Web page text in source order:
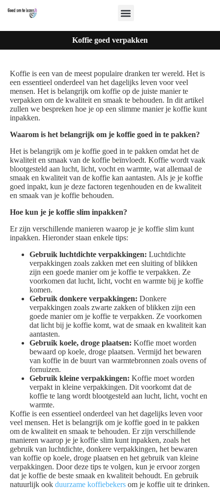
Koffie goed verpakken
Koffie is een van de meest populaire dranken ter wereld. Het is
een essentieel onderdeel van het dagelijks leven voor veel
mensen. Het is belangrijk om koffie op de juiste manier te
verpakken om de kwaliteit en smaak te behouden. In dit artikel
zullen we bespreken hoe je op een slimme manier je koffie kunt
inpakken.
Waarom is het belangrijk om je koffie goed in te pakken?
Het is belangrijk om je koffie goed in te pakken omdat het de
kwaliteit en smaak van de koffie beïnvloedt. Koffie wordt vaak
blootgesteld aan lucht, licht, vocht en warmte, wat allemaal de
smaak en kwaliteit van de koffie kan aantasten. Als je je koffie
goed inpakt, kun je deze factoren tegenhouden en de kwaliteit
en smaak van je koffie behouden.
Hoe kun je je koffie slim inpakken?
Er zijn verschillende manieren waarop je je koffie slim kunt
inpakken. Hieronder staan enkele tips:
Gebruik luchtdichte verpakkingen: Luchtdichte
verpakkingen zoals zakken met een sluiting of blikken
zijn een goede manier om je koffie te verpakken. Ze
voorkomen dat lucht, licht, vocht en warmte bij je koffie
komen.
Gebruik donkere verpakkingen: Donkere
verpakkingen zoals zwarte zakken of blikken zijn een
goede manier om je koffie te verpakken. Ze voorkomen
dat licht bij je koffie komt, wat de smaak en kwaliteit kan
aantasten.
Gebruik koele, droge plaatsen: Koffie moet worden
bewaard op koele, droge plaatsen. Vermijd het bewaren
van koffie in de buurt van warmtebronnen zoals ovens of
fornuizen.
Gebruik kleine verpakkingen: Koffie moet worden
verpakt in kleine verpakkingen. Dit voorkomt dat de
koffie te lang wordt blootgesteld aan lucht, licht, vocht en
warmte.
Koffie is een essentieel onderdeel van het dagelijks leven voor
veel mensen. Het is belangrijk om je koffie goed in te pakken
om de kwaliteit en smaak te behouden. Er zijn verschillende
manieren waarop je je koffie slim kunt inpakken, zoals het
gebruik van luchtdichte, donkere verpakkingen, het bewaren
van koffie op koele, droge plaatsen en het gebruik van kleine
verpakkingen. Door deze tips te volgen, kun je ervoor zorgen
dat je koffie de beste smaak en kwaliteit behoudt. En gebruik
natuurlijk ook duurzame koffiebekers om je koffie uit te drinken.